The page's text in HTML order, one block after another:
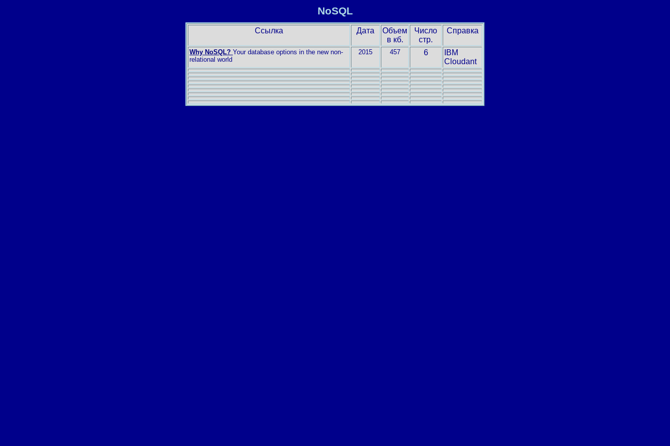
NoSQL
Ссылка Дата
Объем
в кб.
Число
стр.
Справка
Why NoSQL? Your database options in the new non-
relational world
2015 457 6
IBM
Cloudant